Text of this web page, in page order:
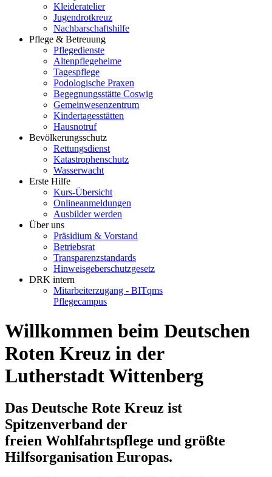
Kleideratelier
Jugendrotkreuz
Nachbarschaftshilfe
Pflege & Betreuung
Pflegedienste
Altenpflegeheime
Tagespflege
Podologische Praxen
Begegnungsstätte Coswig
Gemeinwesenzentrum
Kindertagesstätten
Hausnotruf
Bevölkerungsschutz
Rettungsdienst
Katastrophenschutz
Wasserwacht
Erste Hilfe
Kurs-Übersicht
Onlineanmeldungen
Ausbilder werden
Über uns
Präsidium & Vorstand
Betriebsrat
Transparenzstandards
Hinweisgeberschutzgesetz
DRK intern
Mitarbeiterzugang - BITqms
Pflegecampus
Willkommen beim Deutschen
Roten Kreuz in der
Lutherstadt Wittenberg
Das Deutsche Rote Kreuz ist
Spitzenverband der
freien Wohlfahrtspflege und größte
Hilfsorganisation Europas.